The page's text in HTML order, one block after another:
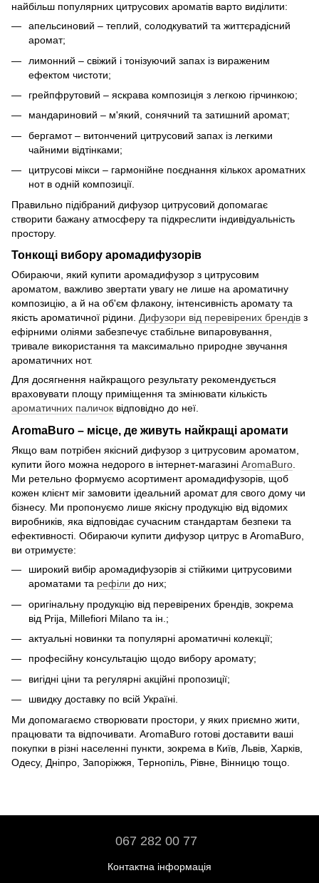
найбільш популярних цитрусових ароматів варто виділити:
апельсиновий – теплий, солодкуватий та життєрадісний
аромат;
лимонний – свіжий і тонізуючий запах із вираженим
ефектом чистоти;
грейпфрутовий – яскрава композиція з легкою гірчинкою;
мандариновий – м'який, сонячний та затишний аромат;
бергамот – витончений цитрусовий запах із легкими
чайними відтінками;
цитрусові мікси – гармонійне поєднання кількох ароматних
нот в одній композиції.
Правильно підібраний дифузор цитрусовий допомагає
створити бажану атмосферу та підкреслити індивідуальність
простору.
Тонкощі вибору аромадифузорів
Обираючи, який купити аромадифузор з цитрусовим
ароматом, важливо звертати увагу не лише на ароматичну
композицію, а й на об'єм флакону, інтенсивність аромату та
якість ароматичної рідини. Дифузори від перевірених брендів з
ефірними оліями забезпечує стабільне випаровування,
тривале використання та максимально природне звучання
ароматичних нот.
Для досягнення найкращого результату рекомендується
враховувати площу приміщення та змінювати кількість
ароматичних паличок відповідно до неї.
AromaBuro – місце, де живуть найкращі аромати
Якщо вам потрібен якісний дифузор з цитрусовим ароматом,
купити його можна недорого в інтернет-магазині AromaBuro.
Ми ретельно формуємо асортимент аромадифузорів, щоб
кожен клієнт міг замовити ідеальний аромат для свого дому чи
бізнесу. Ми пропонуємо лише якісну продукцію від відомих
виробників, яка відповідає сучасним стандартам безпеки та
ефективності. Обираючи купити дифузор цитрус в AromaBuro,
ви отримуєте:
широкий вибір аромадифузорів зі стійкими цитрусовими
ароматами та рефіли до них;
оригінальну продукцію від перевірених брендів, зокрема
від Prija, Millefiori Milano та ін.;
актуальні новинки та популярні ароматичні колекції;
професійну консультацію щодо вибору аромату;
вигідні ціни та регулярні акційні пропозиції;
швидку доставку по всій Україні.
Ми допомагаємо створювати простори, у яких приємно жити,
працювати та відпочивати. AromaBuro готові доставити ваші
покупки в різні населенні пункти, зокрема в Київ, Львів, Харків,
Одесу, Дніпро, Запоріжжя, Тернопіль, Рівне, Вінницю тощо.
067 282 00 77
Контактна інформація